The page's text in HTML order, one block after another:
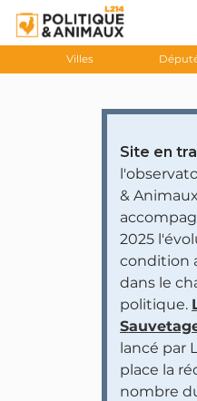
Villes
Site en
&
2025
condition
dans le
politique.
lancé par
place la
nombre